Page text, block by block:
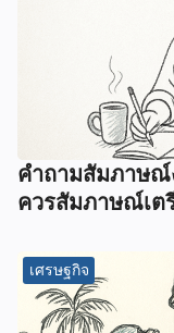
คําถามสัมภาษ
ควรสัมภาษณ์เต
เศรษฐกิจ